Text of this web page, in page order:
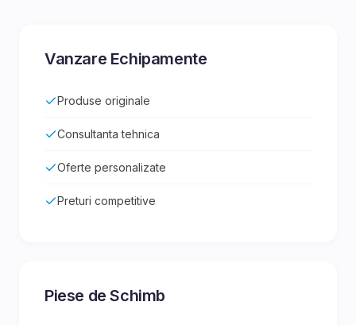
Vanzare Echipamente
Produse originale
Consultanta tehnica
Oferte personalizate
Preturi competitive
Piese de Schimb